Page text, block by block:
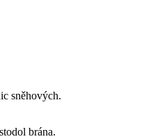
sněhových.
brána.